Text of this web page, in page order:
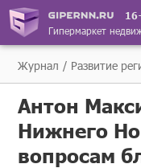
Гипермаркет
Журнал Развитие
Антон
Нижнего
вопросам